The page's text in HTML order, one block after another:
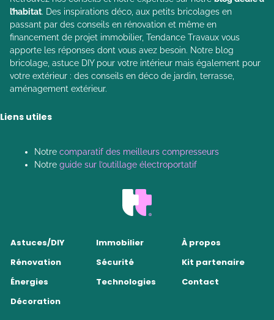
l’habitat. Des inspirations déco, aux petits bricolages en
passant par des conseils en rénovation et même en
financement de projet immobilier, Tendance Travaux vous
apporte les réponses dont vous avez besoin. Notre blog
bricolage, astuce DIY pour votre intérieur mais également pour
votre extérieur : des conseils en déco de jardin, terrasse,
aménagement extérieur.
Liens utiles
Notre comparatif des meilleurs compresseurs
Notre guide sur l’outillage électroportatif
Astuces/DIY
Rénovation
Énergies
Décoration
Immobilier
Sécurité
Technologies
À propos
Kit partenaire
Contact